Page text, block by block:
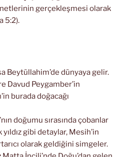
gerçekleşmesi olarak
5:2).
Beytüllahim’de dünyaya gelir.
Davud Peygamber’in
burada doğacağı
doğumu sırasında çobanlar
gibi detaylar, Mesih’in
olarak geldiğini simgeler.